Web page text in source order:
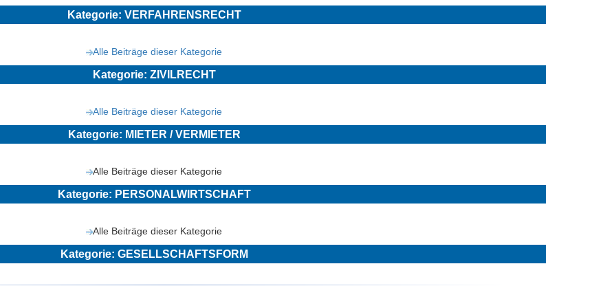
Kategorie: VERFAHRENSRECHT
Alle Beiträge dieser Kategorie
Kategorie: ZIVILRECHT
Alle Beiträge dieser Kategorie
Kategorie: MIETER / VERMIETER
Alle Beiträge dieser Kategorie
Kategorie: PERSONALWIRTSCHAFT
Alle Beiträge dieser Kategorie
Kategorie: GESELLSCHAFTSFORM